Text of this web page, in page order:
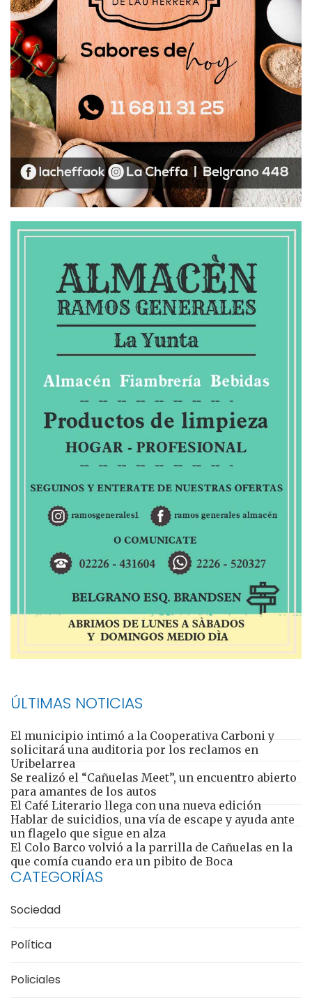
ÚLTIMAS NOTICIAS
El municipio intimó a la Cooperativa Carboni y
solicitará una auditoria por los reclamos en
Uribelarrea
Se realizó el “Cañuelas Meet”, un encuentro abierto
para amantes de los autos
El Café Literario llega con una nueva edición
Hablar de suicidios, una vía de escape y ayuda ante
un flagelo que sigue en alza
El Colo Barco volvió a la parrilla de Cañuelas en la
que comía cuando era un pibito de Boca
CATEGORÍAS
Sociedad
Política
Policiales